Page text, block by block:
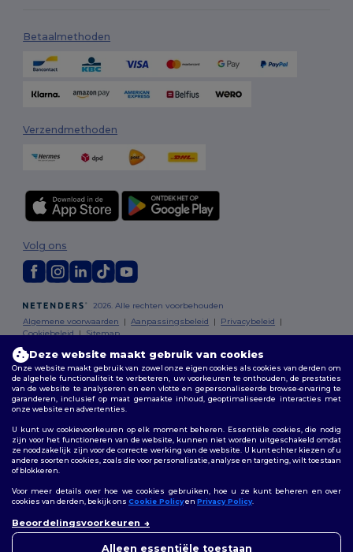
Betaalmethoden
Verzendmethoden
2026. Alle rechten voorbehouden
Algemene voorwaarden |Aanpassingsbeleid | Privacybeleid |
Cookiebeleid|Sitemap
Volg ons
Bruxelles | Anvers |Mortsel|Malines |Lierre|Turnhout| Geel|
Herentals | Hoogstraten| Bruges
Deze website maakt gebruik van cookies
Onze website maakt gebruik van zowel onze eigen cookies als cookies van derden om
de algehele functionaliteit te verbeteren, uw voorkeuren te onthouden, de prestaties
van de website te analyseren en een vlotte en gepersonaliseerde browse-ervaring te
garanderen, inclusief op maat gemaakte inhoud, geoptimaliseerde interacties met
onze website en advertenties.
U kunt uw cookievoorkeuren op elk moment beheren. Essentiële cookies, die nodig
zijn voor het functioneren van de website, kunnen niet worden uitgeschakeld omdat
ze noodzakelijk zijn voor de correcte werking van de website. U kunt echter kiezen of u
andere soorten cookies, zoals die voor personalisatie, analyse en targeting, wilt toestaan
of blokkeren.
Voor meer details over hoe we cookies gebruiken, hoe u ze kunt beheren en over
cookies van derden, bekijk ons Cookie Policyen Privacy Policy.
Beoordelingsvoorkeuren
Alleen essentiële toestaan